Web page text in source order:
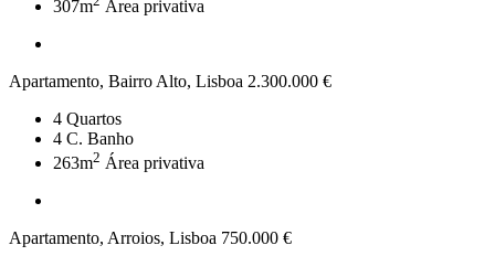
307m
Área privativa
Apartamento, Bairro Alto, Lisboa 2.300.000 €
4 Quartos
4 C. Banho
263m2 Área privativa
Apartamento, Arroios, Lisboa 750.000 €